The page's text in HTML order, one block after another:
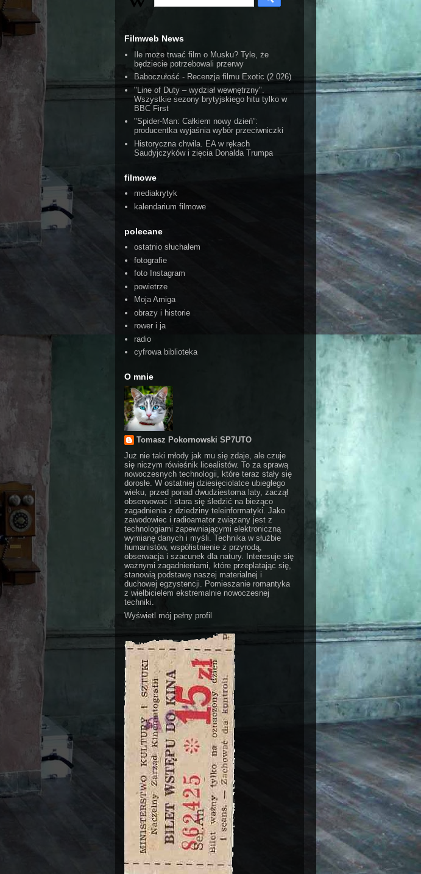
Filmweb News
Ile może trwać film o Musku? Tyle, że
będziecie potrzebowali przerwy
Baboczułość - Recenzja filmu Exotic (2 026)
"Line of Duty – wydział wewnętrzny".
Wszystkie sezony brytyjskiego hitu tylko w
BBC First
"Spider-Man: Całkiem nowy dzień”:
producentka wyjaśnia wybór przeciwniczki
Historyczna chwila. EA w rękach
Saudyjczyków i zięcia Donalda Trumpa
filmowe
mediakrytyk
kalendarium filmowe
polecane
ostatnio słuchałem
fotografie
foto Instagram
powietrze
Moja Amiga
obrazy i historie
rower i ja
radio
cyfrowa biblioteka
O mnie
Tomasz Pokornowski SP7UTO
Już nie taki młody jak mu się zdaje, ale czuje
się niczym rówieśnik licealistów. To za sprawą
nowoczesnych technologii, które teraz stały się
dorosłe. W ostatniej dziesięciolatce ubiegłego
wieku, przed ponad dwudziestoma laty, zaczął
obserwować i stara się śledzić na bieżąco
zagadnienia z dziedziny teleinformatyki. Jako
zawodowiec i radioamator związany jest z
technologiami zapewniającymi elektroniczną
wymianę danych i myśli. Technika w służbie
humanistów, współistnienie z przyrodą,
obserwacja i szacunek dla natury. Interesuje się
ważnymi zagadnieniami, które przeplatając się,
stanowią podstawę naszej materialnej i
duchowej egzystencji. Pomieszanie romantyka
z wielbicielem ekstremalnie nowoczesnej
techniki.
Wyświetl mój pełny profil